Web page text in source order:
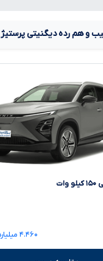
و هم ردهدیگنیتی پرستیژ
۴.۴۶۰ میلیارد تا ۵ میلیارد تومانءءء